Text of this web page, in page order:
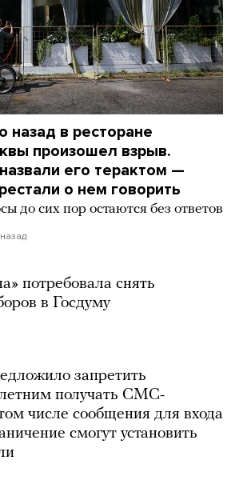
назад в ресторане
произошел взрыв.
его терактом —
о нем говорить
до сих пор остаются без ответов
потребовала снять
в Госдуму
запретить
получать СМС-
числе сообщения для входа
смогут установить